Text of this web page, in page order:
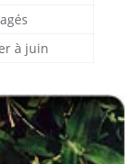
à juin